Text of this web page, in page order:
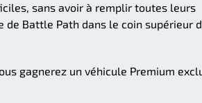
sans avoir à remplir toutes leurs
de Battle Path dans le coin supérieur
gagnerez un véhicule Premium